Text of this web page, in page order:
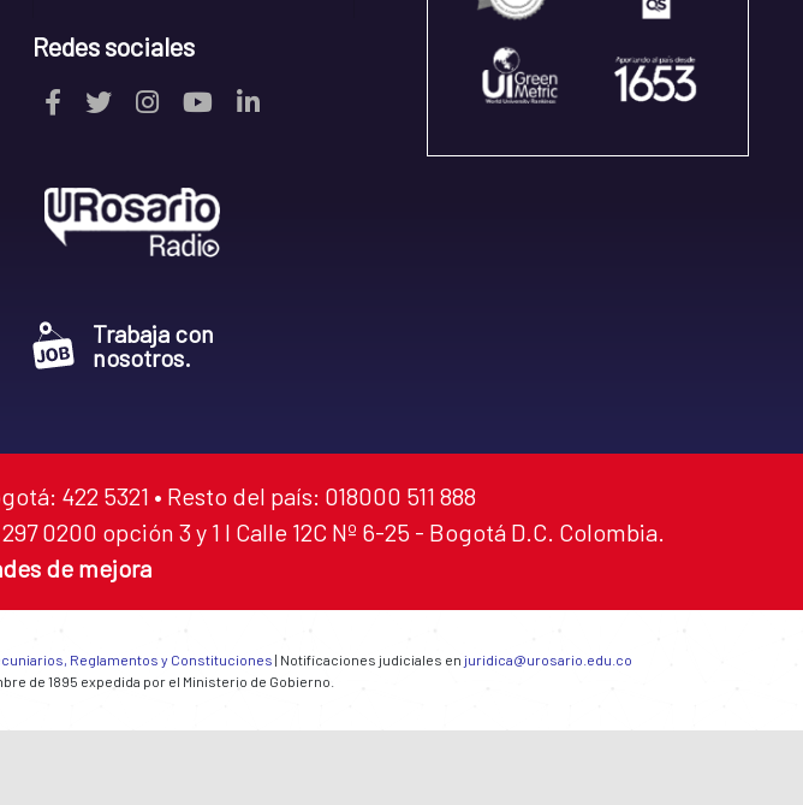
Redes sociales
Trabaja con
nosotros.
422 5321 • Resto del país: 018000 511 888
0200 opción 3 y 1 I Calle 12C Nº 6-25 - Bogotá D.C. Colombia.
de mejora
Reglamentos y Constituciones | Notificaciones judiciales en juridica@urosario.edu.co
de 1895 expedida por el Ministerio de Gobierno.